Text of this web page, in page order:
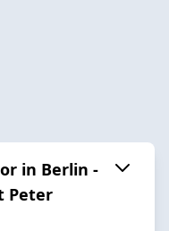
in Berlin -
Peter